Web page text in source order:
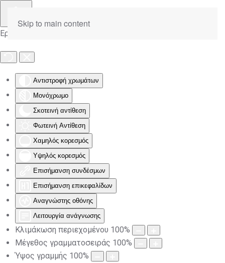
Εργαλειοθήκη Προσβασιμότητας
Αντιστροφή χρωμάτων
Μονόχρωμο
Σκοτεινή αντίθεση
Φωτεινή Αντίθεση
Χαμηλός κορεσμός
Υψηλός κορεσμός
Επισήμανση συνδέσμων
Επισήμανση επικεφαλίδων
Αναγνώστης οθόνης
Λειτουργία ανάγνωσης
Κλιμάκωση περιεχομένου 100%
Μέγεθος γραμματοσειράς 100%
Ύψος γραμμής 100%
Skip to main content